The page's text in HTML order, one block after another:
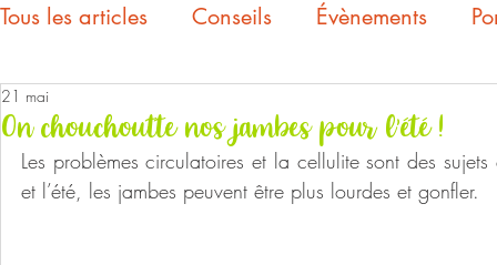
Tous les articles Conseils Évènements
On chouchoutte nos jambes pour l’été !
21 mai
Les problèmes circulatoires et la cellulite sont des
et l’été, les jambes peuvent être plus lourdes et gonfler.